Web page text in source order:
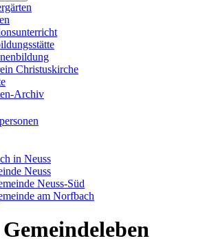
Christuskirche
Archiv
in Neuss
Neuss
Neuss-Süd
am Norfbach
Gemeindeleben